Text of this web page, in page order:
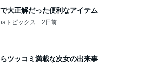
大正解だった便利なアイテム
トピックス 2日前
ツッコミ満載な次女の出来事